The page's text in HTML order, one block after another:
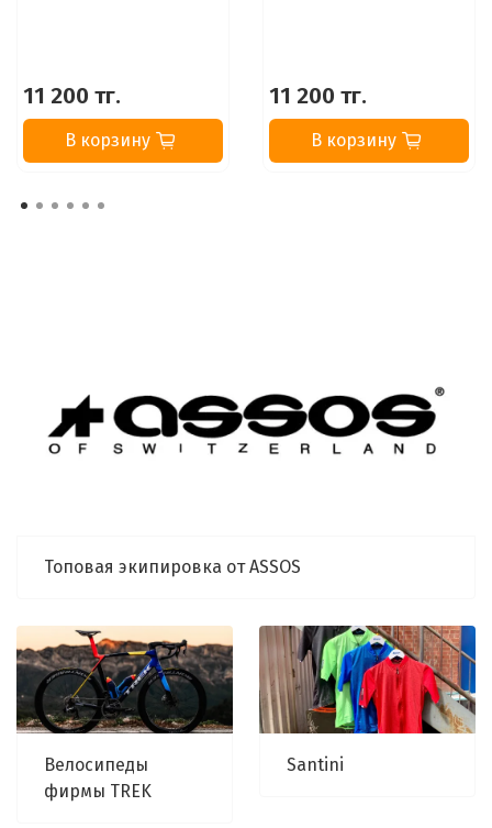
11 200 тг.
В корзину
11 200 тг.
В корзину
Топовая экипировка от ASSOS
Велосипеды
фирмы TREK
Santini